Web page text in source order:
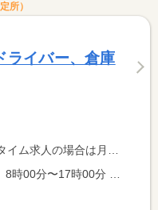
所）
ライバー、倉庫
ト求人の場合は時間額を表示しています。